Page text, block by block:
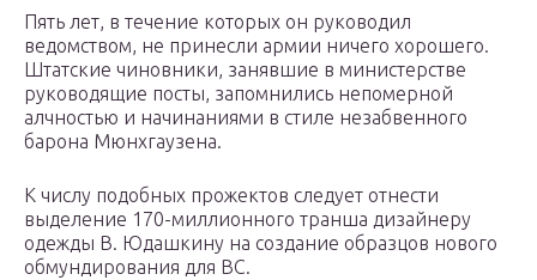
Пять лет, в течение которых он руководил
ведомством, не принесли армии ничего хорошего.
Штатские чиновники, занявшие в министерстве
руководящие посты, запомнились непомерной
алчностью и начинаниями в стиле незабвенного
барона Мюнхгаузена.
К числу подобных прожектов следует отнести
выделение 170-миллионного транша дизайнеру
одежды В. Юдашкину на создание образцов нового
обмундирования для ВС.